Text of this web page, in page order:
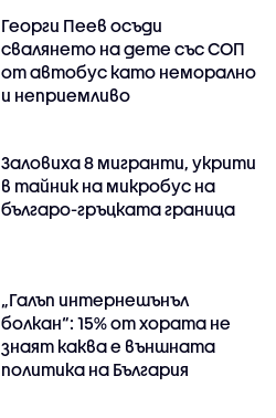
Георги Пеев осъди
свалянето на дете със СОП
от автобус като неморално
и неприемливо
Заловиха 8 мигранти, укрити
в тайник на микробус на
българо-гръцката граница
„Галъп интернешънъл
болкан“: 15% от хората не
знаят каква е външната
политика на България